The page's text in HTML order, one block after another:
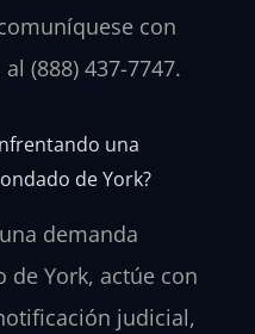
con
(888) 437-7747.
una
de York?
demanda
de York, actúe con
judicial,